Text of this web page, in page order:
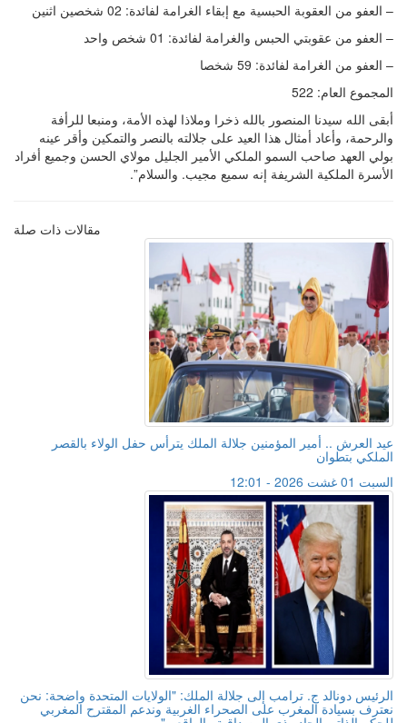
– العفو من العقوبة الحبسية مع إبقاء الغرامة لفائدة: 02 شخصين اثنين
– العفو من عقوبتي الحبس والغرامة لفائدة: 01 شخص واحد
– العفو من الغرامة لفائدة: 59 شخصا
المجموع العام: 522
أبقى الله سيدنا المنصور بالله ذخرا وملاذا لهذه الأمة، ومنبعا للرأفة
والرحمة، وأعاد أمثال هذا العيد على جلالته بالنصر والتمكين وأقر عينه
بولي العهد صاحب السمو الملكي الأمير الجليل مولاي الحسن وجميع أفراد
الأسرة الملكية الشريفة إنه سميع مجيب. والسلام”.
مقالات ذات صلة
عيد العرش .. أمير المؤمنين جلالة الملك يترأس حفل الولاء بالقصر
الملكي بتطوان
السبت 01 غشت 2026 - 12:01
الرئيس دونالد ج. ترامب إلى جلالة الملك: "الولايات المتحدة واضحة: نحن
نعترف بسيادة المغرب على الصحراء الغربية وندعم المقترح المغربي